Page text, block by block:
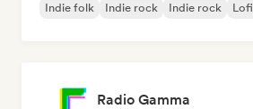
Indie folk
Indie rock Indie rock
Radio Gamma